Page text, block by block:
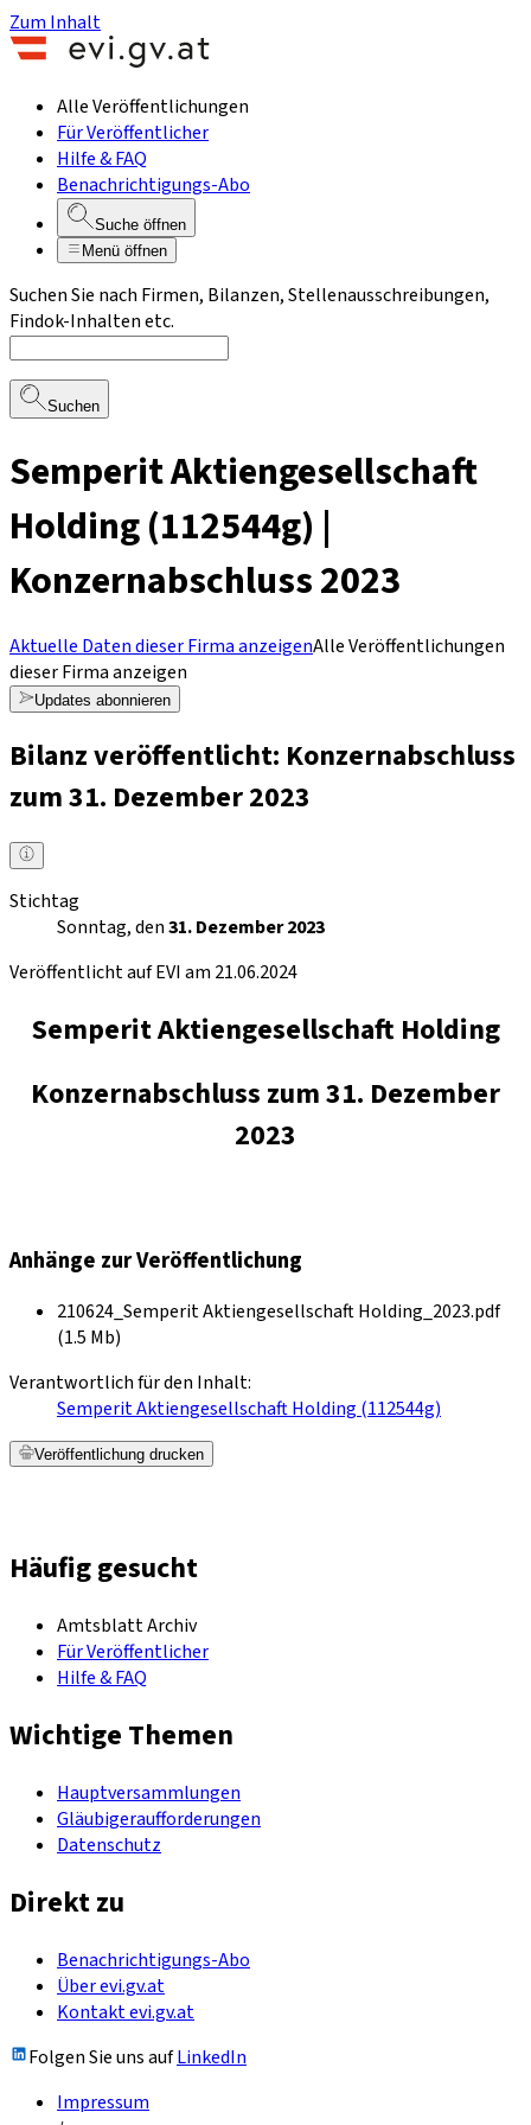
Zum Inhalt
Alle Veröffentlichungen
Für Veröffentlicher
Hilfe & FAQ
Benachrichtigungs-Abo
Suche öffnen
Menü öffnen
Suchen Sie nach Firmen, Bilanzen, Stellenausschreibungen,
Findok-Inhalten etc.
Suchen
Semperit Aktiengesellschaft
Holding (112544g) |
Konzernabschluss 2023
Aktuelle Daten dieser Firma anzeigenAlle Veröffentlichungen
dieser Firma anzeigen
Updates abonnieren
Bilanz veröffentlicht: Konzernabschluss
zum 31. Dezember 2023
Stichtag
Sonntag, den31. Dezember 2023
Veröffentlicht auf EVI am 21.06.2024
Semperit Aktiengesellschaft Holding
Konzernabschluss zum 31. Dezember
2023
Anhänge zur Veröffentlichung
210624_Semperit Aktiengesellschaft Holding_2023.pdf
(1.5 Mb)
Verantwortlich für den Inhalt:
Semperit Aktiengesellschaft Holding (112544g)
Veröffentlichung drucken
Häufig gesucht
Amtsblatt Archiv
Für Veröffentlicher
Hilfe & FAQ
Wichtige Themen
Hauptversammlungen
Gläubigeraufforderungen
Datenschutz
Direkt zu
Benachrichtigungs-Abo
Über evi.gv.at
Kontakt evi.gv.at
Folgen Sie uns aufLinkedIn
Impressum